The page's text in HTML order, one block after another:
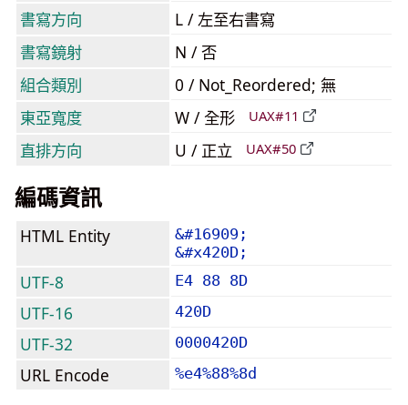
書寫方向
L / 左至右書寫
書寫鏡射
N / 否
組合類別
0 / Not_Reordered; 無
東亞寬度
W / 全形 UAX#11
直排方向 U / 正立 UAX#50
編碼資訊
HTML Entity
&#16909;
&#x420D;
UTF-8 E4 88 8D
UTF-16 420D
UTF-32 0000420D
URL Encode %e4%88%8d